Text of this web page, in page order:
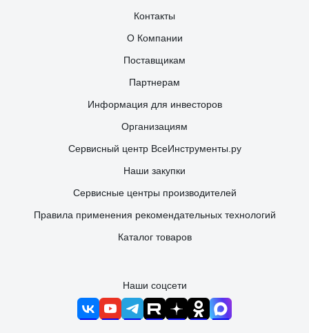
Контакты
О Компании
Поставщикам
Партнерам
Информация для инвесторов
Организациям
Сервисный центр ВсеИнструменты.ру
Наши закупки
Сервисные центры производителей
Правила применения рекомендательных технологий
Каталог товаров
Наши соцсети